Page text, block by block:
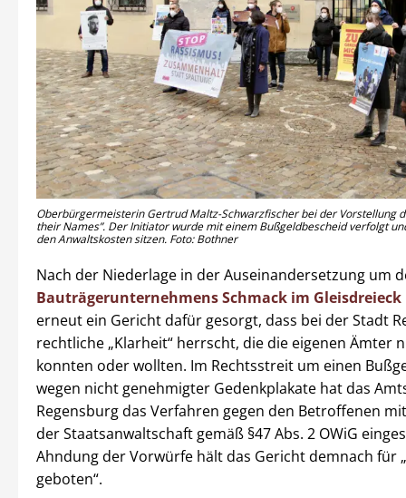
Oberbürgermeisterin Gertrud Maltz-Schwarzfischer bei der Vorstellung
their Names”. Der Initiator wurde mit einem Bußgeldbescheid verfolgt
den Anwaltskosten sitzen. Foto: Bothner
Nach der Niederlage in der Auseinandersetzung um
Bauträgerunternehmens Schmack im Gleisdreieck
erneut ein Gericht dafür gesorgt, dass bei der Stadt
rechtliche „Klarheit“ herrscht, die die eigenen Ämter
konnten oder wollten. Im Rechtsstreit um einen
wegen nicht genehmigter Gedenkplakate hat das
Regensburg das Verfahren gegen den Betroffenen
der Staatsanwaltschaft gemäß §47 Abs. 2 OWiG
Ahndung der Vorwürfe hält das Gericht demnach für
geboten“.